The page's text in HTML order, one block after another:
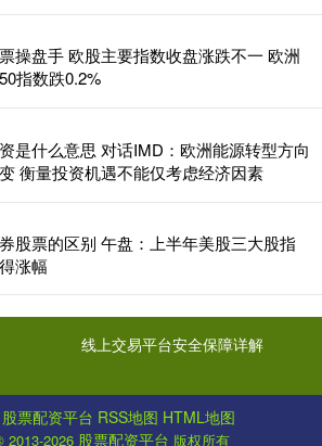
操盘手 欧股主要指数收盘涨跌不一 欧洲
指数跌0.2%
是什么意思 对话IMD：欧洲能源转型方向
衡量投资机遇不能仅考虑经济因素
股票的区别 午盘：上半年美股三大股指
涨幅
线上交易平台安全保障详解
股票配资平台 RSS地图 HTML地图
2013-2026 股票配资平台 版权所有